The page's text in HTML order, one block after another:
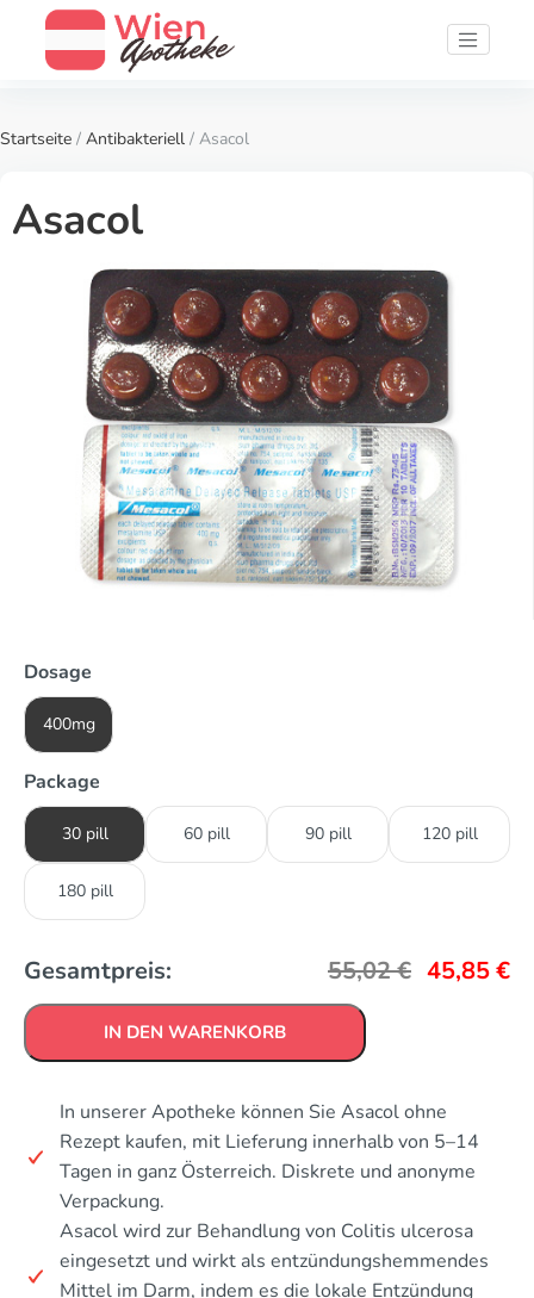
Startseite / Antibakteriell / Asacol
Asacol
Dosage
400mg
Package
30 pill 60 pill 90 pill 120 pill
180 pill
Gesamtpreis: 55,02€ 45,85€
IN DEN WARENKORB
In unserer Apotheke können Sie Asacol ohne
Rezept kaufen, mit Lieferung innerhalb von 5–14
Tagen in ganz Österreich. Diskrete und anonyme
Verpackung.
Asacol wird zur Behandlung von Colitis ulcerosa
eingesetzt und wirkt als entzündungshemmendes
Mittel im Darm, indem es die lokale Entzündung